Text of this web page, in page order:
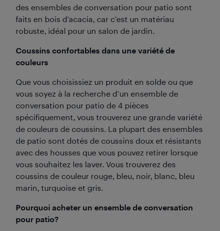
des ensembles de conversation pour patio sont
faits en bois d’acacia, car c’est un matériau
robuste, idéal pour un salon de jardin.
Coussins confortables dans une variété de
couleurs
Que vous choisissiez un produit en solde ou que
vous soyez à la recherche d’un ensemble de
conversation pour patio de 4 pièces
spécifiquement, vous trouverez une grande variété
de couleurs de coussins. La plupart des ensembles
de patio sont dotés de coussins doux et résistants
avec des housses que vous pouvez retirer lorsque
vous souhaitez les laver. Vous trouverez des
coussins de couleur rouge, bleu, noir, blanc, bleu
marin, turquoise et gris.
Pourquoi acheter un ensemble de conversation
pour patio?